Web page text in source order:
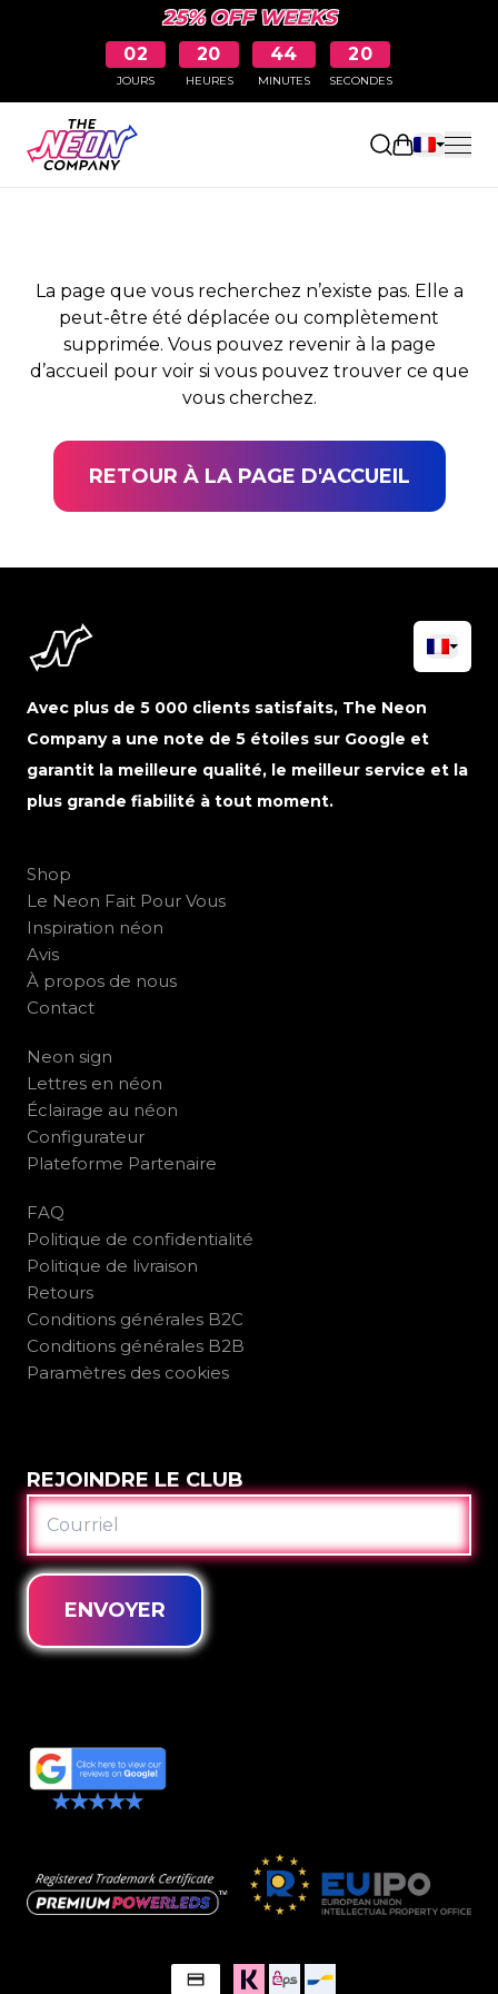
25% OFF WEEKS
02
JOURS
20
HEURES
44
MINUTES
19
SECONDES
Ouvrir le
PAGE NON TROUVÉE
La page que vous recherchez n’existe pas. Elle a
peut-être été déplacée ou complètement
supprimée. Vous pouvez revenir à la page
d’accueil pour voir si vous pouvez trouver ce que
vous cherchez.
RETOUR À LA PAGE D'ACCUEIL
Avec plus de 5 000 clients satisfaits, The Neon
Company a une note de 5 étoiles sur Google et
garantit la meilleure qualité, le meilleur service et la
plus grande fiabilité à tout moment.
Shop
Le Neon Fait Pour Vous
Inspiration néon
Avis
À propos de nous
Contact
Neon sign
Lettres en néon
Éclairage au néon
Configurateur
Plateforme Partenaire
FAQ
Politique de confidentialité
Politique de livraison
Retours
Conditions générales B2C
Conditions générales B2B
Paramètres des cookies
REJOINDRE LE CLUB
COURRIEL
ENVOYER